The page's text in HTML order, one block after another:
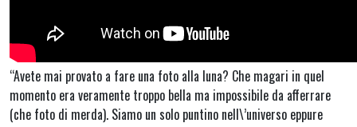
“Avete mai provato a fare una foto alla luna? Che magari in quel
momento era veramente troppo bella ma impossibile da afferrare
(che foto di merda). Siamo un solo puntino nell\’universo eppure